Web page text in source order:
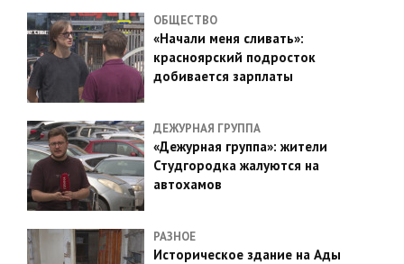
ОБЩЕСТВО
«Начали меня сливать»:
красноярский подросток
добивается зарплаты
ДЕЖУРНАЯ ГРУППА
«Дежурная группа»: жители
Студгородка жалуются на
автохамов
РАЗНОЕ
Историческое здание на Ады